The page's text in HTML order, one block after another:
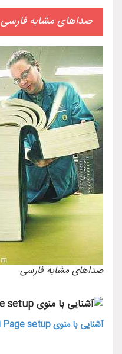
صداهای مشابه فارسی
صداهای مشابه فارسی
آشنایی با منوی Page setup از تب Page Layout